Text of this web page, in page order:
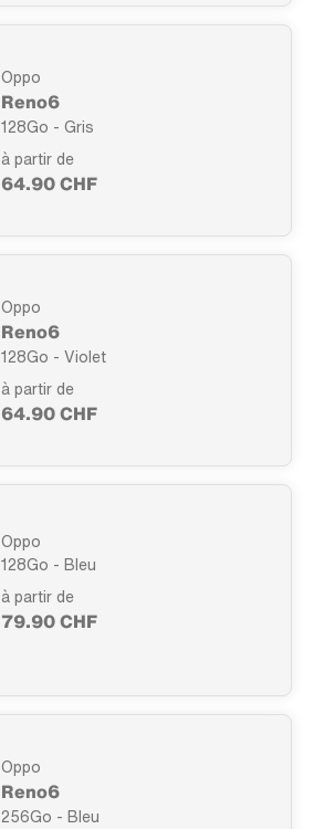
Oppo
Reno6
128Go - Gris
à partir de
64.90 CHF
Oppo
Reno6
128Go - Violet
à partir de
64.90 CHF
Oppo
128Go - Bleu
à partir de
79.90 CHF
Oppo
Reno6
256Go - Bleu